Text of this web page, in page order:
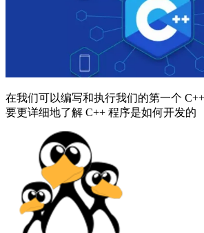
在我们可以编写和执行我们的第一个
要更详细地了解 C++ 程序是如何开发的